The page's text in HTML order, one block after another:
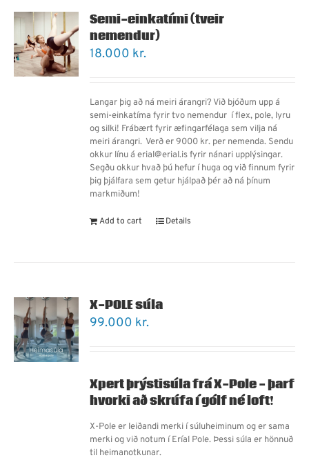
Semi-einkatími (tveir
nemendur)
18.000 kr.
Langar þig að ná meiri árangri? Við bjóðum upp á
semi-einkatíma fyrir tvo nemendur í flex, pole, lyru
og silki! Frábært fyrir æfingarfélaga sem vilja ná
meiri árangri. Verð er 9000 kr. per nemenda. Sendu
okkur línu á erial@erial.is fyrir nánari upplýsingar.
Segðu okkur hvað þú hefur í huga og við finnum fyrir
þig þjálfara sem getur hjálpað þér að ná þínum
markmiðum!
Add to cart Details
X-POLE súla
99.000 kr.
Xpert þrýstisúla frá X-Pole - þarf
hvorki að skrúfa í gólf né loft!
X-Pole er leiðandi merki í súluheiminum og er sama
merki og við notum í Eríal Pole. Þessi súla er hönnuð
til heimanotkunar.